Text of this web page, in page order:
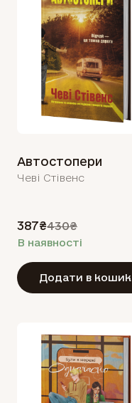
Автостопери
Чеві Стівенс
387₴430₴
В наявності
Додати в кошик